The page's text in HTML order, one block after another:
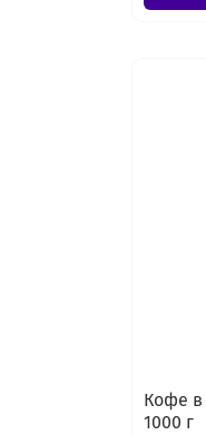
Кофе в
1000 г